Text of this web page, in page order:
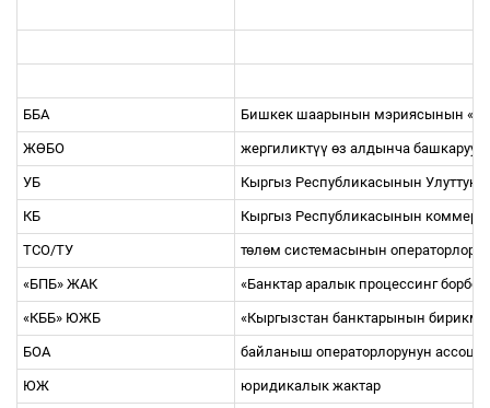
ББА Бишкек шаарынын мэриясынын
ЖӨБО жергиликтүү өз алдынча башкаруу
УБ Кыргыз Республикасынын Улуттук
КБ Кыргыз Республикасынын
ТСО/ТУ төлөм системасынын операторлору/
«БПБ» ЖАК «Банктар аралык процессинг
«КББ» ЮЖБ «Кыргызстан банктарынын
БОА байланыш операторлорунун
ЮЖ юридикалык жактар